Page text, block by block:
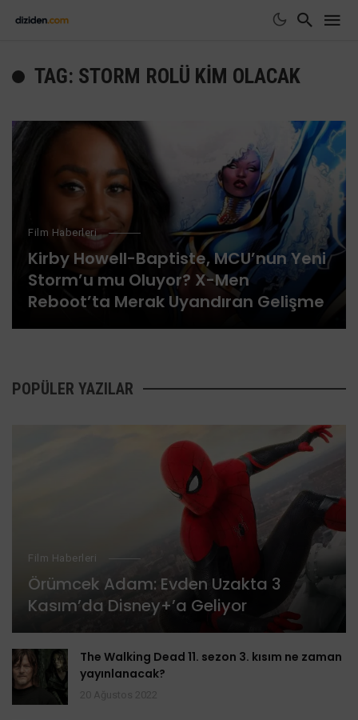
TAG: STORM ROLÜ KIM OLACAK
Film Haberleri
Kirby Howell-Baptiste, MCU’nun Yeni
Storm’u mu Oluyor? X-Men
Reboot’ta Merak Uyandıran Gelişme
POPÜLER YAZILAR
Film Haberleri
Örümcek Adam: Evden Uzakta 3
Kasım’da Disney+’a Geliyor
The Walking Dead 11. sezon 3. kısım ne zaman
yayınlanacak?